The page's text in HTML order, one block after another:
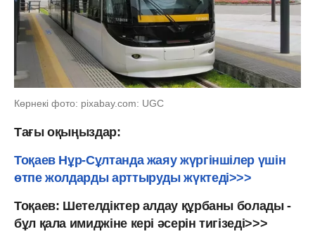
Көрнекі фото: pixabay.com: UGC
Тағы оқыңыздар:
Тоқаев Нұр-Сұлтанда жаяу жүргіншілер үшін
өтпе жолдарды арттыруды жүктеді>>>
Тоқаев: Шетелдіктер алдау құрбаны болады -
бұл қала имиджіне кері әсерін тигізеді>>>